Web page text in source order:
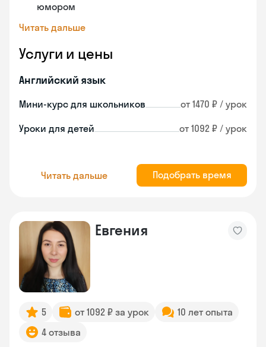
юмором
Читать дальше
Услуги и цены
Английский язык
Мини-курс для школьников от 1470 ₽ / урок
Уроки для детей от 1092 ₽ / урок
Читать дальше Подобрать время
Евгения
5 от 1092 ₽ за урок
10 лет опыта
4 отзыва